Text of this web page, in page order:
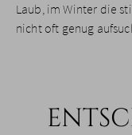
Laub, im Winter die
nicht oft genug